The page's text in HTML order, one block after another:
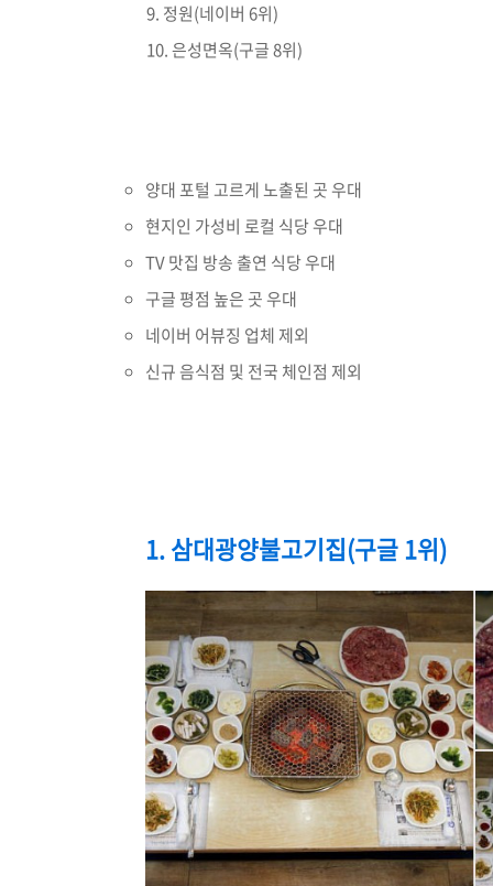
정원(네이버 6위)
은성면옥(구글 8위)
양대 포털 고르게 노출된 곳 우대
현지인 가성비 로컬 식당 우대
TV 맛집 방송 출연 식당 우대
구글 평점 높은 곳 우대
네이버 어뷰징 업체 제외
신규 음식점 및 전국 체인점 제외
1. 삼대광양불고기집(구글 1위)